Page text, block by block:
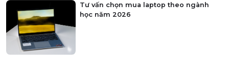
Tư vấn chọn mua laptop theo ngành
học năm 2026